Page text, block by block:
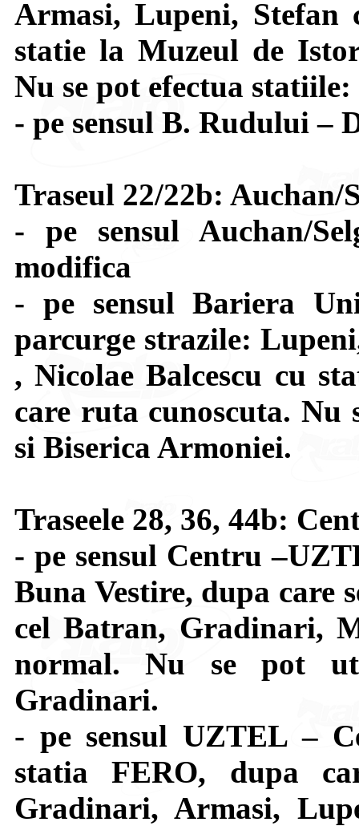
Armasi, Lupeni, Stefan
statie la Muzeul de
Nu se pot efectua
- pe sensul B. Rudului –
Traseul 22/22b:
- pe sensul Auchan/
modifica
- pe sensul Bariera
parcurge strazile:
, Nicolae Balcescu cu
care ruta cunoscuta. Nu
si Biserica Armoniei.
Traseele 28, 36, 44b:
- pe sensul Centru
Buna Vestire, dupa care
cel Batran, Gradinari,
normal. Nu se pot
Gradinari.
- pe sensul UZTEL –
statia FERO, dupa
Gradinari, Armasi,